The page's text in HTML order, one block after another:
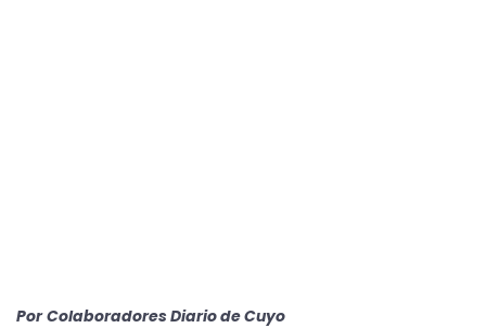
Por Colaboradores Diario de Cuyo